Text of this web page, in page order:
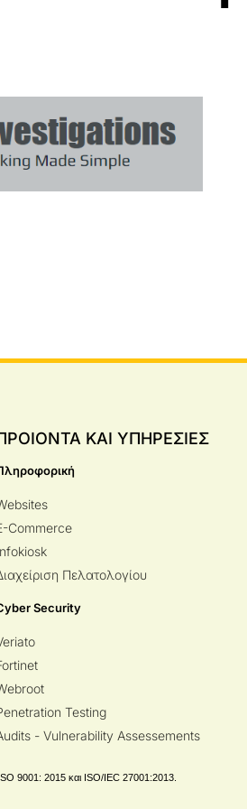
ΚΑΙ ΥΠΗΡΕΣΙΕΣ
Commerce
Πελατολογίου
Security
Testing
- Vulnerability Assessements
9001: 2015 και ISO/IEC 27001:2013.